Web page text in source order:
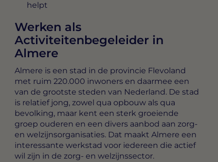
helpt
Werken als
Activiteitenbegeleider in
Almere
Almere is een stad in de provincie Flevoland
met ruim 220.000 inwoners en daarmee een
van de grootste steden van Nederland. De stad
is relatief jong, zowel qua opbouw als qua
bevolking, maar kent een sterk groeiende
groep ouderen en een divers aanbod aan zorg-
en welzijnsorganisaties. Dat maakt Almere een
interessante werkstad voor iedereen die actief
wil zijn in de zorg- en welzijnssector.